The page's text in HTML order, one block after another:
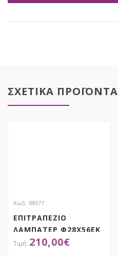
ΣΧΕΤΙΚΑ ΠΡΟΪΟΝΤΑ
Κωδ. 88577
ΕΠΙΤΡΑΠΕΖΙΟ
ΛΑΜΠΑΤΕΡ Φ28Χ56ΕΚ
ΜΕ ΓΥΑΛΙΝΟ ΚΑΠΕΛΟ
210,00€